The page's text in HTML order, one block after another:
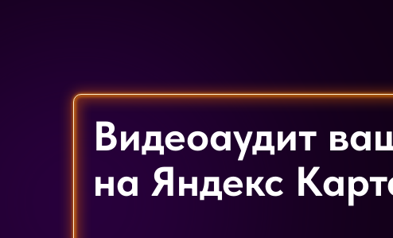
Видеоаудит
на Яндекс